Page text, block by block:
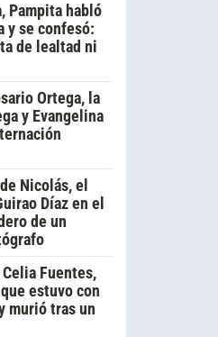
Pampita habló
y se confesó:
de lealtad ni
Ortega, la
y Evangelina
Nicolás, el
Díaz en el
de un
Fuentes,
estuvo con
murió tras un